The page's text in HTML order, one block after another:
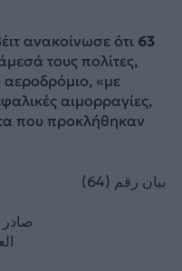
ανακοίνωσε ότι 63
τους πολίτες,
αεροδρόμιο, «με
αιμορραγίες,
που προκλήθηκαν
بيان رقم (64)